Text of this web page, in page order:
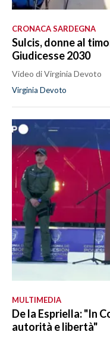
CRONACA SARDEGNA
Sulcis, donne al
Giudicesse 2030
Video di Virginia Devoto
Virginia Devoto
MULTIMEDIA
De la Espriella: "In
autorità e libertà"